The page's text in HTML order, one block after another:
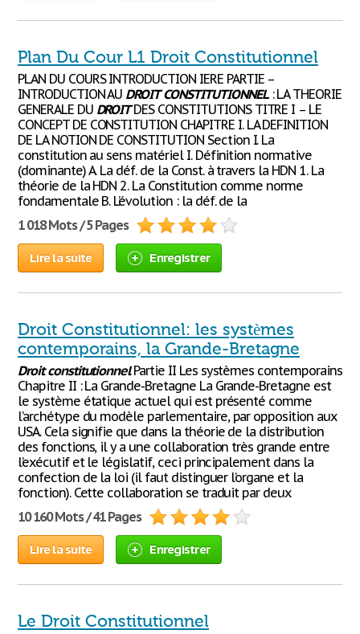
Plan Du Cour L1 Droit Constitutionnel
PLAN DU COURS INTRODUCTION IERE PARTIE –
INTRODUCTION AU DROIT CONSTITUTIONNEL: LA THEORIE
GENERALE DU DROITDES CONSTITUTIONS TITRE I – LE
CONCEPT DE CONSTITUTION CHAPITRE I. LA DEFINITION
DE LA NOTION DE CONSTITUTION Section I. La
constitution au sens matériel I. Définition normative
(dominante) A. La déf. de la Const. à travers la HDN 1. La
théorie de la HDN 2. La Constitution comme norme
fondamentale B. L’évolution : la déf. de la
1 018 Mots / 5 Pages
Lire la suite Enregistrer
Droit Constitutionnel: les systèmes
contemporains, la Grande-Bretagne
Droit constitutionnelPartie II Les systèmes contemporains
Chapitre II : La Grande-Bretagne La Grande-Bretagne est
le système étatique actuel qui est présenté comme
l’archétype du modèle parlementaire, par opposition aux
USA. Cela signifie que dans la théorie de la distribution
des fonctions, il y a une collaboration très grande entre
l’exécutif et le législatif, ceci principalement dans la
confection de la loi (il faut distinguer l’organe et la
fonction). Cette collaboration se traduit par deux
10 160 Mots / 41 Pages
Lire la suite Enregistrer
Le Droit Constitutionnel